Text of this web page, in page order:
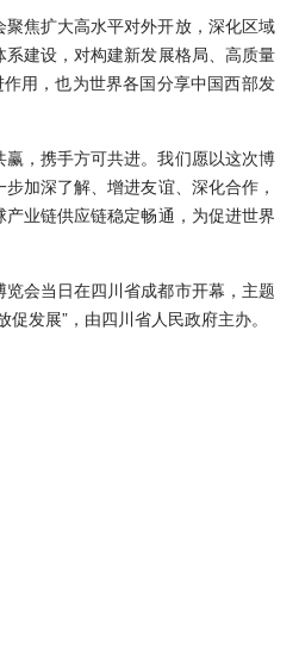
焦扩大高水平对外开放，深化区域
建设，对构建新发展格局、高质量
用，也为世界各国分享中国西部发
，携手方可共进。我们愿以这次博
加深了解、增进友谊、深化合作，
业链供应链稳定畅通，为促进世界
会当日在四川省成都市开幕，主题
发展”，由四川省人民政府主办。